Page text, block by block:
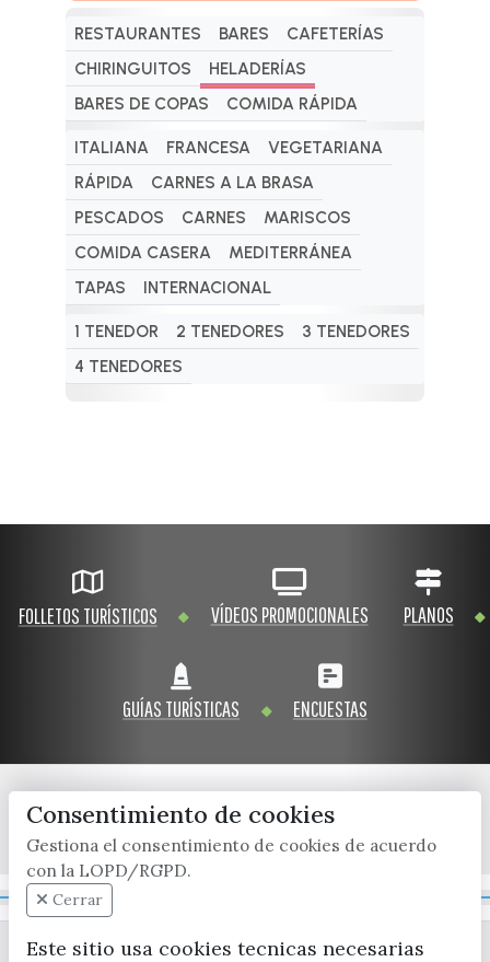
RESTAURANTES BARES
CAFETERÍAS
CHIRINGUITOS
HELADERÍAS
BARES DE COPAS
COMIDA RÁPIDA
ITALIANA FRANCESA
VEGETARIANA
RÁPIDA
CARNES A LA BRASA
PESCADOS
CARNES
MARISCOS
COMIDA CASERA
MEDITERRÁNEA
TAPAS
INTERNACIONAL
1 TENEDOR 2 TENEDORES
3 TENEDORES
4 TENEDORES
FOLLETOS TURÍSTICOS VÍDEOS PROMOCIONALES PLANOS
GUÍAS TURÍSTICAS ENCUESTAS
x / twitter facebook youtube instagram
Consentimiento de cookies
Gestiona el consentimiento de cookies de acuerdo
con la LOPD/RGPD.
Cerrar
Este sitio usa cookies tecnicas necesarias